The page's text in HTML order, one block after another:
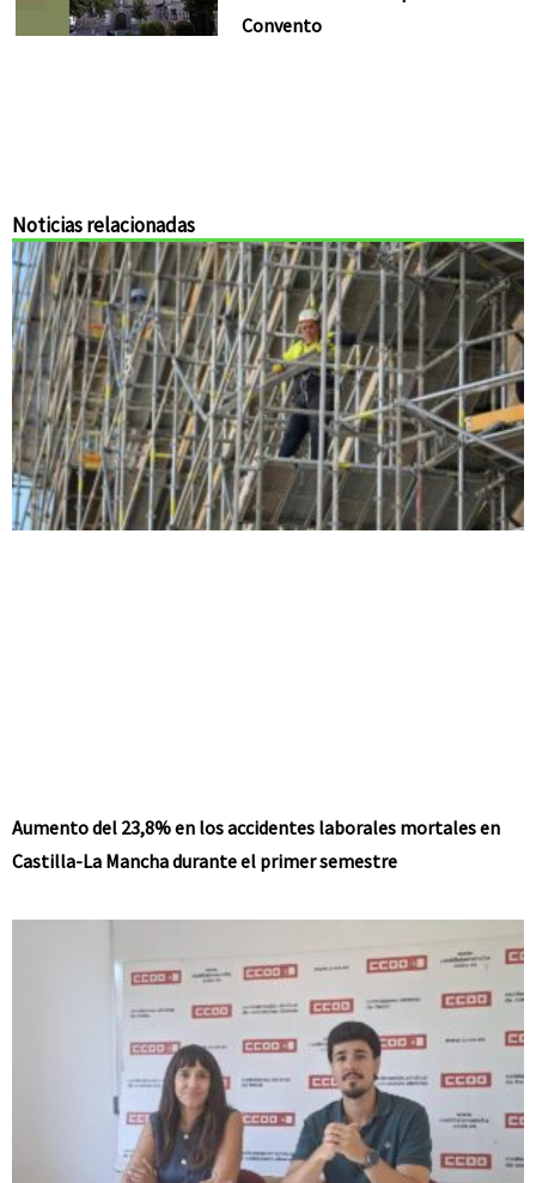
Convento
Noticias relacionadas
Aumento del 23,8% en los accidentes laborales mortales en
Castilla-La Mancha durante el primer semestre